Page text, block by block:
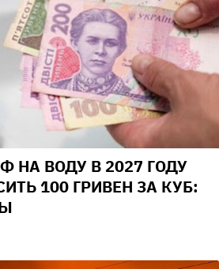
НА ВОДУ В 2027 ГОДУ
100 ГРИВЕН ЗА КУБ: